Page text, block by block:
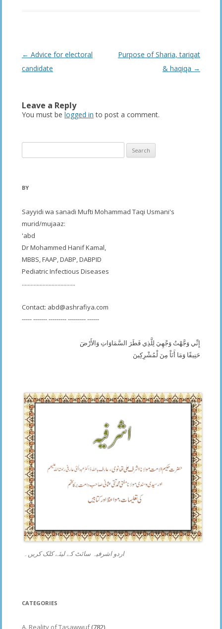
Post
navigation
← Advice for electoral
candidate
Purpose of Sharia, tariqat
& haqiqa →
Leave a Reply
You must be logged in to post a comment.
for:
BY
Sayyidi wa sanadi Mufti Mohammad Taqi Usmani's
murid/mujaaz:
'abd
Dr Mohammed Hanif Kamal,
MBBS, FAAP, DABP, DABPID
Pediatric Infectious Diseases
....................................
Contact: abd@ashrafiya.com
----- ------- --------- --------- ------
إِنِّي وَجَّهْتُ وَجْهِيَ لِلَّذِي فَطَرَ السَّمَاوَاتِ وَالأَرْضَ
حَنِيفًا وَمَا أَنَاْ مِنَ لْمُشْرِكِينَ
اردو اشرفیہ سائٹ کے لیئے کلک کریں۔
CATEGORIES
A. Reality of Tasawwuf(782)